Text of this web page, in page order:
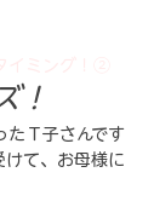
イミング！②
！
たＴ子さんです
けて、お母様に